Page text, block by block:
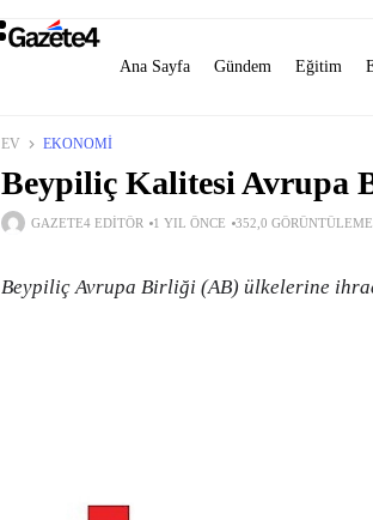
Ana Sayfa Gündem Eğitim
EV EKONOMI
Beypiliç Kalitesi Avrupa
GAZETE4 EDITÖR 1 YIL ÖNCE 352,0 GÖRÜNTÜLEME
Beypiliç Avrupa Birliği (AB) ülkelerine